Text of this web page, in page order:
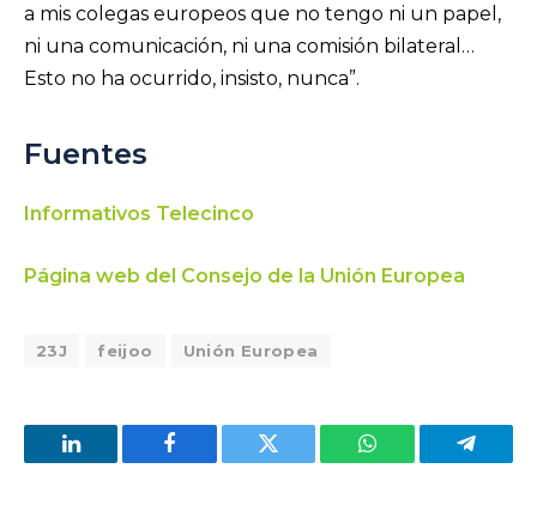
a mis colegas europeos que no tengo ni un papel,
ni una comunicación, ni una comisión bilateral…
Esto no ha ocurrido, insisto, nunca”.
Fuentes
Informativos Telecinco
Página web del Consejo de la Unión Europea
23J feijoo Unión Europea
LinkedIn Facebook Twitter WhatsApp